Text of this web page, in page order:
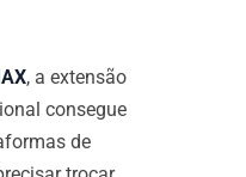
, a extensão
consegue
de